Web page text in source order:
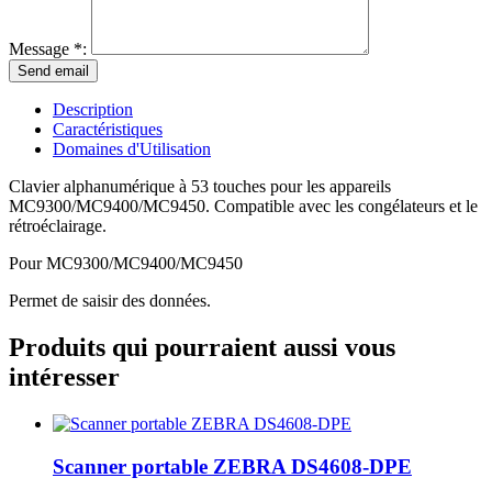
Message *:
Description
Caractéristiques
Domaines d'Utilisation
Clavier alphanumérique à 53 touches pour les appareils
MC9300/MC9400/MC9450. Compatible avec les congélateurs et le
rétroéclairage.
Pour MC9300/MC9400/MC9450
Permet de saisir des données.
Produits qui pourraient aussi vous
intéresser
Scanner portable ZEBRA DS4608-DPE